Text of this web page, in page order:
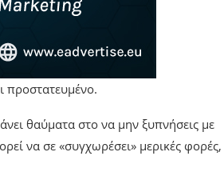
προστατευμένο.
θαύματα στο να μην ξυπνήσεις με
να σε «συγχωρέσει» μερικές φορές,